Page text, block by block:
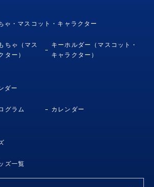
ゃ・マスコット・キャラクター
ちゃ（マス
ター）
キーホルダー（マスコット・
キャラクター）
ダー
グラム カレンダー
ズ一覧